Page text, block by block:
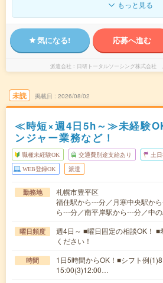
もっと見る
気になる! 応募へ進む
派遣会社 日研トータルソーシング株式会社
未読 掲載日 2026/08/02
≪時短×週4日5h～≫未経験
ンジャー業務など！
職種未経験OK 交通費別途支給あり 土
WEB登録OK 派遣
勤務地
札幌市豊平区
福住駅から---分／月寒中央駅か
ら---分／南平岸駅から---分／中
曜日頻度
週4日～ ■曜日固定の相談OK！
ください！
時間
1日5時間からOK！■シフト例
15:00(3)12:00…